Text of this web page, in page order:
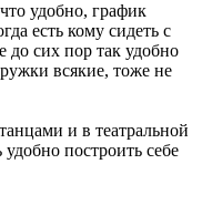
удобно, график
есть кому сидеть с
до сих пор так удобно
всякие, тоже не
и в театральной
построить себе